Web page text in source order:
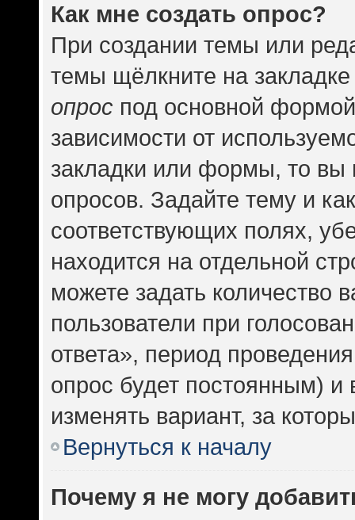
Как мне создать опрос?
При создании темы или
темы щёлкните на
опрос под основной
зависимости от
закладки или формы, то вы
опросов. Задайте тему и
соответствующих полях,
находится на отдельной
можете задать количество
пользователи при
ответа», период
опрос будет постоянным) и
изменять вариант, за
Вернуться к началу
Почему я не могу